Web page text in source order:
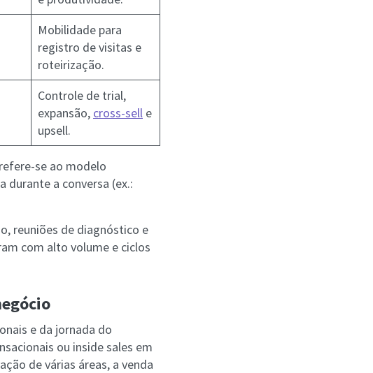
Mobilidade para
registro de visitas e
roteirização.
Controle de trial,
expansão, cross-sell e
upsell.
se ao modelo
durante a conversa (ex.:
reuniões de diagnóstico e
com alto volume e ciclos
e da jornada do
ou inside sales em
de várias áreas, a venda